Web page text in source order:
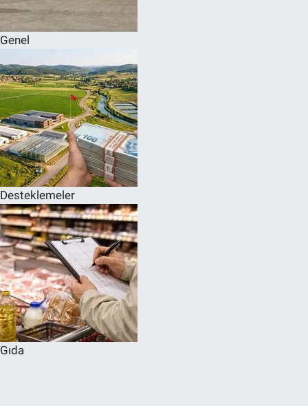
Genel
Desteklemeler
Gıda